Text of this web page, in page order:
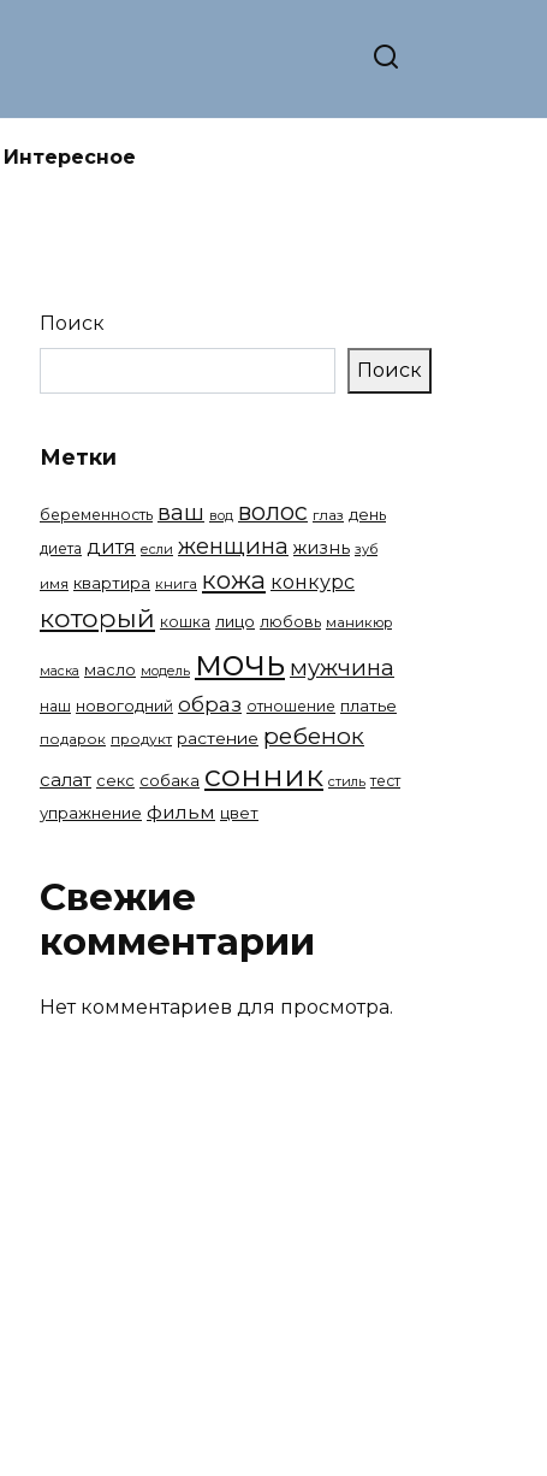
Интересное
Поиск
Поиск
Метки
беременность ваш вод волос глаз день
диета дитя если женщина жизнь зуб
имя квартира книга кожа конкурс
который кошка лицо любовь маникюр
маска масло модель мочь мужчина
наш новогодний образ отношение платье
подарок продукт растение ребенок
салат секс собака сонник стиль тест
упражнение фильм цвет
Свежие
комментарии
Нет комментариев для просмотра.